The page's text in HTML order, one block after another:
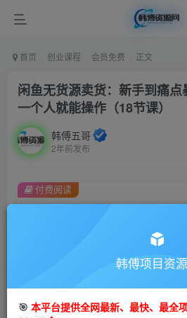
首页 创业课程 会员免费 正文
闲鱼无货源卖货：新手到痛
一个人就能操作（18节课）
韩傅五哥
2年前发布
金币9.9金
立即购买
付费阅读
韩傅项目资
🎯 本平台提供全网最新、最快、最全